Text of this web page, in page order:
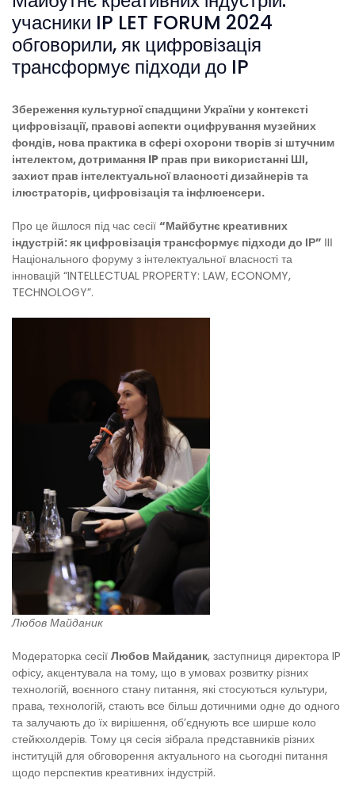
учасники IP LET FORUM 2024
обговорили, як цифровізація
трансформує підходи до IP
Збереження культурної спадщини України у контексті
цифровізації, правові аспекти оцифрування музейних
фондів, нова практика в сфері охорони творів зі штучним
інтелектом, дотримання IP прав при використанні ШІ,
захист прав інтелектуальної власності дизайнерів та
ілюстраторів, цифровізація та інфлюенсери.
Про це йшлося під час сесії “Майбутнє креативних
індустрій: як цифровізація трансформує підходи до ІР” ІIІ
Національного форуму з інтелектуальної власності та
інновацій “INTELLECTUAL PROPERTY: LAW, ECONOMY,
TECHNOLOGY”.
Любов Майданик
Модераторка сесії Любов Майданик, заступниця директора IP
офісу, акцентувала на тому, що в умовах розвитку різних
технологій, воєнного стану питання, які стосуються культури,
права, технологій, стають все більш дотичними одне до одного
та залучають до їх вирішення, об’єднують все ширше коло
стейкхолдерів. Тому ця сесія зібрала представників різних
інституцій для обговорення актуального на сьогодні питання
щодо перспектив креативних індустрій.